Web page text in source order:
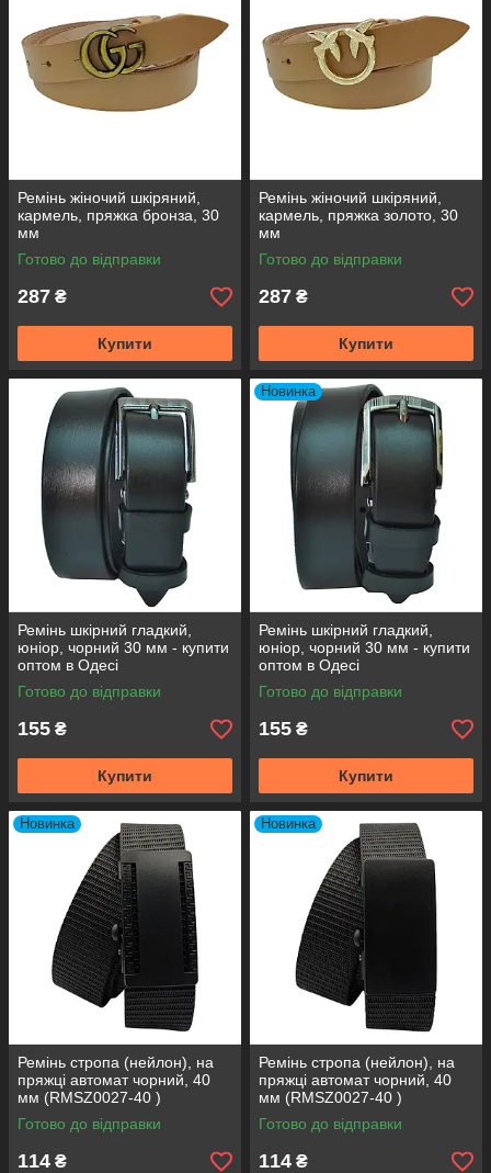
Ремінь жіночий шкіряний,
кармель, пряжка бронза, 30
мм
Готово до відправки
287 ₴
Купити
Ремінь жіночий шкіряний,
кармель, пряжка золото, 30
мм
Готово до відправки
287 ₴
Купити
Ремінь шкірний гладкий,
юніор, чорний 30 мм - купити
оптом в Одесі
Готово до відправки
155 ₴
Купити
Новинка
Ремінь шкірний гладкий,
юніор, чорний 30 мм - купити
оптом в Одесі
Готово до відправки
155 ₴
Купити
Новинка
Ремінь стропа (нейлон), на
пряжці автомат чорний, 40
мм (RMSZ0027-40 )
Готово до відправки
114 ₴
Новинка
Ремінь стропа (нейлон), на
пряжці автомат чорний, 40
мм (RMSZ0027-40 )
Готово до відправки
114 ₴